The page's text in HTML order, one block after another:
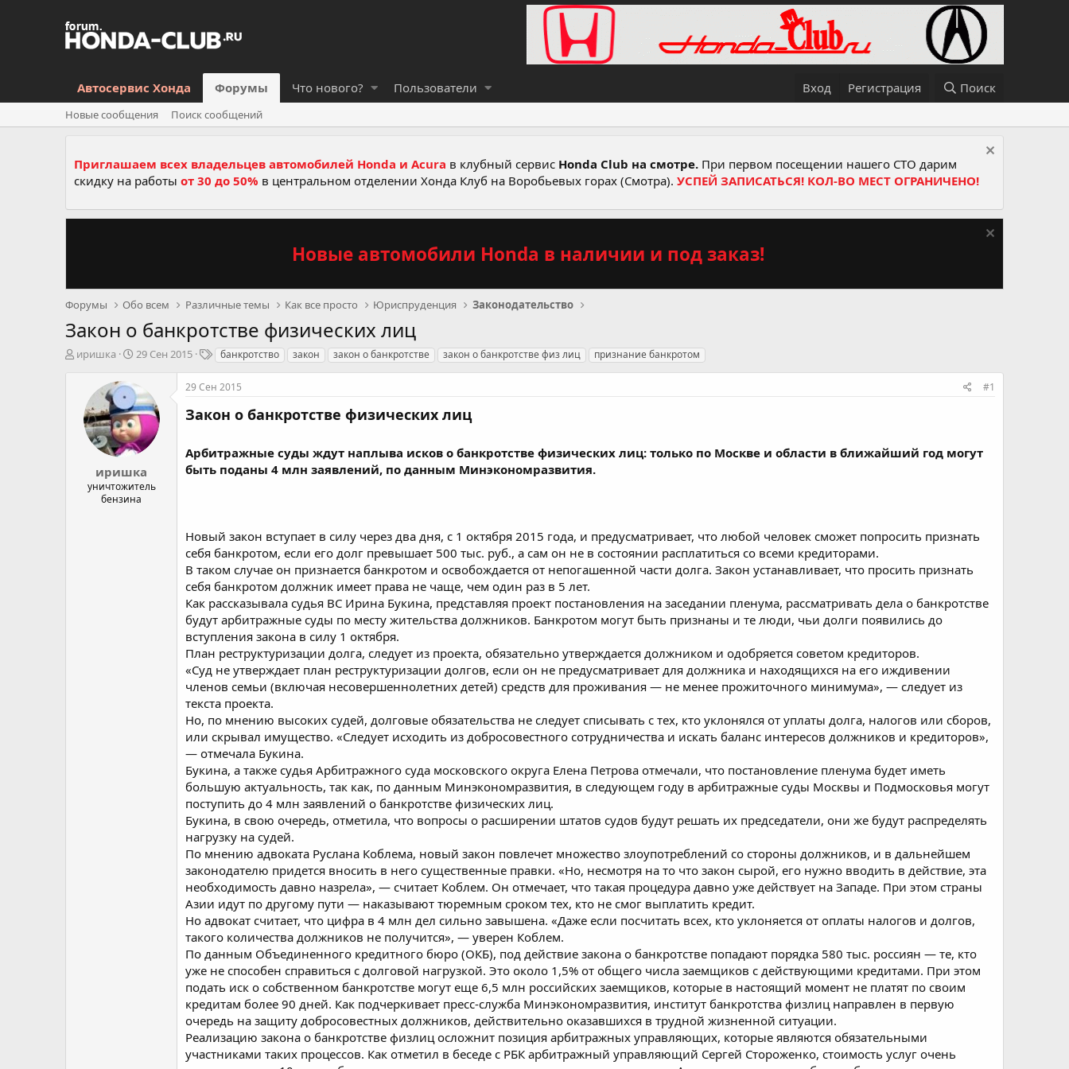
Автосервис Хонда Форумы Что нового? Пользователи Вход Регистрация Поиск
Новые сообщения Поиск сообщений
Приглашаем всех владельцев автомобилей Honda и Acura в клубный сервис Honda Club на смотре. При первом посещении нашего СТО дарим
скидку на работы от 30 до 50% в центральном отделении Хонда Клуб на Воробьевых горах (Смотра). УСПЕЙ ЗАПИСАТЬСЯ! КОЛ-ВО МЕСТ ОГРАНИЧЕНО!
Новые автомобили Honda в наличии и под заказ!
Форумы Обо всем Различные темы Как все просто Юриспруденция Законодательство
Закон о банкротстве физических лиц
А
иришка
Д
т
а
н
а
ч
а
л
а
29 Сен 2015
Т
г
банкротство закон закон о банкротстве закон о банкротстве физ лиц признание банкротом
иришка
уничтожитель
бензина
29 Сен 2015 #1
Закон о банкротстве физических лиц
Арбитражные суды ждут наплыва исков о банкротстве физических лиц: только по Москве и области в ближайший год могут
быть поданы 4 млн заявлений, по данным Минэкономразвития.
Новый закон вступает в силу через два дня, с 1 октября 2015 года, и предусматривает, что любой человек сможет попросить признать
себя банкротом, если его долг превышает 500 тыс. руб., а сам он не в состоянии расплатиться со всеми кредиторами.
В таком случае он признается банкротом и освобождается от непогашенной части долга. Закон устанавливает, что просить признать
себя банкротом должник имеет права не чаще, чем один раз в 5 лет.
Как рассказывала судья ВС Ирина Букина, представляя проект постановления на заседании пленума, рассматривать дела о банкротстве
будут арбитражные суды по месту жительства должников. Банкротом могут быть признаны и те люди, чьи долги появились до
вступления закона в силу 1 октября.
План реструктуризации долга, следует из проекта, обязательно утверждается должником и одобряется советом кредиторов.
«Суд не утверждает план реструктуризации долгов, если он не предусматривает для должника и находящихся на его иждивении
членов семьи (включая несовершеннолетних детей) средств для проживания — не менее прожиточного минимума», — следует из
текста проекта.
Но, по мнению высоких судей, долговые обязательства не следует списывать с тех, кто уклонялся от уплаты долга, налогов или сборов,
или скрывал имущество. «Следует исходить из добросовестного сотрудничества и искать баланс интересов должников и кредиторов»,
— отмечала Букина.
Букина, а также судья Арбитражного суда московского округа Елена Петрова отмечали, что постановление пленума будет иметь
большую актуальность, так как, по данным Минэкономразвития, в следующем году в арбитражные суды Москвы и Подмосковья могут
поступить до 4 млн заявлений о банкротстве физических лиц.
Букина, в свою очередь, отметила, что вопросы о расширении штатов судов будут решать их председатели, они же будут распределять
нагрузку на судей.
По мнению адвоката Руслана Коблема, новый закон повлечет множество злоупотреблений со стороны должников, и в дальнейшем
законодателю придется вносить в него существенные правки. «Но, несмотря на то что закон сырой, его нужно вводить в действие, эта
необходимость давно назрела», — считает Коблем. Он отмечает, что такая процедура давно уже действует на Западе. При этом страны
Азии идут по другому пути — наказывают тюремным сроком тех, кто не смог выплатить кредит.
Но адвокат считает, что цифра в 4 млн дел сильно завышена. «Даже если посчитать всех, кто уклоняется от оплаты налогов и долгов,
такого количества должников не получится», — уверен Коблем.
По данным Объединенного кредитного бюро (ОКБ), под действие закона о банкротстве попадают порядка 580 тыс. россиян — те, кто
уже не способен справиться с долговой нагрузкой. Это около 1,5% от общего числа заемщиков с действующими кредитами. При этом
подать иск о собственном банкротстве могут еще 6,5 млн российских заемщиков, которые в настоящий момент не платят по своим
кредитам более 90 дней. Как подчеркивает пресс-служба Минэкономразвития, институт банкротства физлиц направлен в первую
очередь на защиту добросовестных должников, действительно оказавшихся в трудной жизненной ситуации.
Реализацию закона о банкротстве физлиц осложнит позиция арбитражных управляющих, которые являются обязательными
участниками таких процессов. Как отметил в беседе с РБК арбитражный управляющий Сергей Стороженко, стоимость услуг очень